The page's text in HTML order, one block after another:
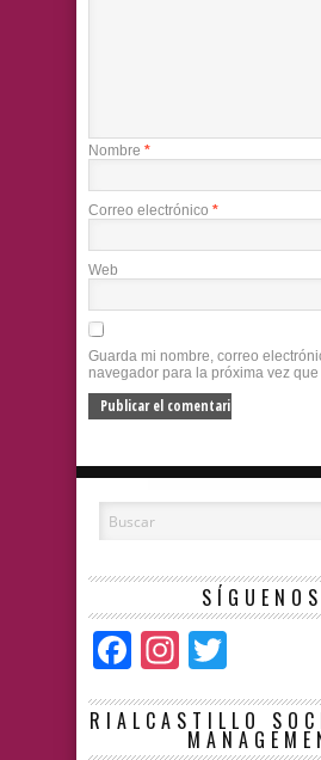
Nombre *
Correo electrónico *
Web
Guarda mi nombre, correo
navegador para la próxima vez
Facebook
RIALCASTILLO